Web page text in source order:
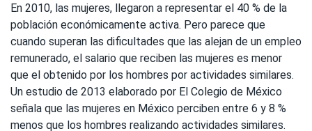
En 2010, las mujeres, llegaron a representar el 40 % de la
población económicamente activa. Pero parece que
cuando superan las dificultades que las alejan de un empleo
remunerado, el salario que reciben las mujeres es menor
que el obtenido por los hombres por actividades similares.
Un estudio de 2013 elaborado por El Colegio de México
señala que las mujeres en México perciben entre 6 y 8 %
menos que los hombres realizando actividades similares.